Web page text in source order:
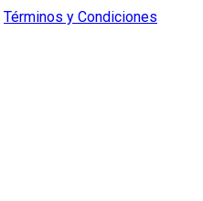
Términos y Condiciones